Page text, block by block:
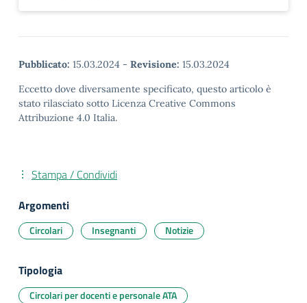
Pubblicato: 15.03.2024 - Revisione: 15.03.2024
Eccetto dove diversamente specificato, questo articolo è
stato rilasciato sotto Licenza Creative Commons
Attribuzione 4.0 Italia.
Stampa / Condividi
Argomenti
Circolari Insegnanti Notizie
Tipologia
Circolari per docenti e personale ATA